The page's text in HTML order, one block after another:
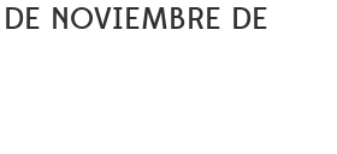
NOVIEMBRE DE